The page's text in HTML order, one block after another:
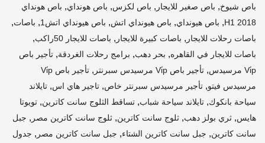
باص شيوخ, باص صغير للايجار , باص لكزس, باص هونداي, باص هونداي
H1 2018
, باص هيونداي, باص هيونداي اتش, باص هيونداي اتش1 , باصات,
باصات رحلات للايجار , باصات كبيرة للايجار , باصات للايجار 50راكب ,
باصات للايجار في القاهره, بحر دهب, برامج رحلات الغردقة, تأجير باص
Vi̇p مرسيدس
, تأجير باص Vi̇p مرسيدس سبرنتر ,
تأجير باص Vi̇p
مرسيدس فيتو, تأجير مرسيدس سبرنتر خاص, تاجير هاي اس, تايلاند
سياحة بانكوك, تايلاند سياحة شباب, تساقط الثلوج سانت كاترين, تويوتا
هايس, ثري بولز دهب, ثلوج سانت كاترين, ثلوج سانت كاترين مصر , جبل
سانت كاترين, جبل سانت كاترين الشتاء, جبل سانت كاترين مصر , جدول